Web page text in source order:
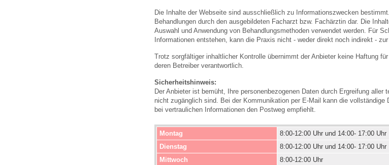
Die Inhalte der Webseite sind ausschließlich zu Informationszwecken
Behandlungen durch den ausgebildeten Facharzt bzw. Fachärztin dar. Die
Auswahl und Anwendung von Behandlungsmethoden verwendet werden. Für
Informationen entstehen, kann die Praxis nicht - weder direkt noch indirekt -
Trotz sorgfältiger inhaltlicher Kontrolle übernimmt der Anbieter keine Haftung
deren Betreiber verantwortlich.
Sicherheitshinweis:
Der Anbieter ist bemüht, Ihre personenbezogenen Daten durch Ergreifung
nicht zugänglich sind. Bei der Kommunikation per E-Mail kann die
bei vertraulichen Informationen den Postweg empfiehlt.
Montag
8:00-12:00 Uhr und 14:00- 17:00 Uhr
Dienstag
8:00-12:00 Uhr und 14:00- 17:00 Uhr
Mittwoch
8:00-12:00 Uhr